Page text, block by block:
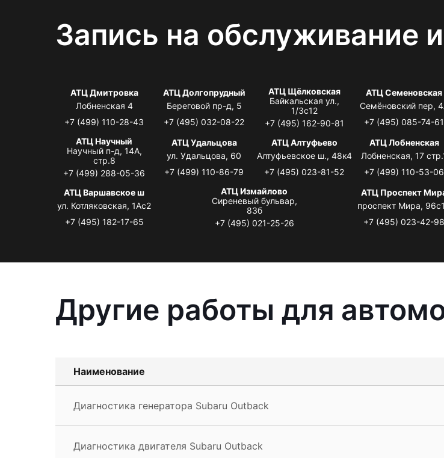
Запись на обслуживание
АТЦ Дмитровка
Лобненская 4
+7 (499) 110-28-43
АТЦ Долгопрудный
Береговой пр-д, 5
+7 (495) 032-08-22
АТЦ Щёлковская
Байкальская ул.,
1/3с12
+7 (495) 162-90-81
АТЦ Семеновская
Семёновский пер,
+7 (495) 085-74-61
АТЦ Научный
Научный п-д, 14А,
стр.8
+7 (499) 288-05-36
АТЦ Удальцова
ул. Удальцова, 60
+7 (499) 110-86-79
АТЦ Алтуфьево
Алтуфьевское ш., 48к4
+7 (495) 023-81-52
АТЦ Лобненская
Лобненская, 17
+7 (499) 110-53-06
АТЦ Варшавское ш
ул. Котляковская, 1Ас2
+7 (495) 182-17-65
АТЦ Измайлово
Сиреневый бульвар,
83б
+7 (495) 021-25-26
АТЦ Проспект
проспект Мира,
+7 (495) 023-42-98
Другие работы для
Наименование
Диагностика генератора Subaru Outback
Диагностика двигателя Subaru Outback